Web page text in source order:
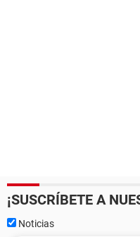
¡SUSCRÍBETE A
Noticias